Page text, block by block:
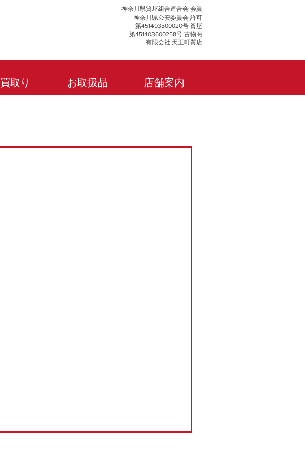
神奈川県質屋組合連合会 会員
神奈川県公安委員会 許可
第451403500020号 質屋
第451403600258号 古物商
有限会社 天王町質店
買取り お取扱品 店舗案内